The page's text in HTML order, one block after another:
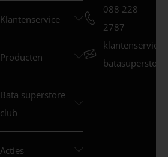
Klantenservice
Producten
Bata superstore
club
Acties
088 228
2787